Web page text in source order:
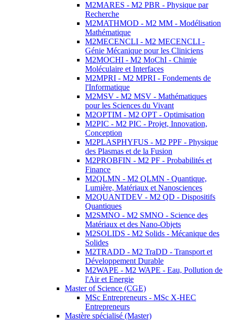
M2MARES - M2 PBR - Physique par
Recherche
M2MATHMOD - M2 MM - Modélisation
Mathématique
M2MECENCLI - M2 MECENCLI -
Génie Mécanique pour les Cliniciens
M2MOCHI - M2 MoChI - Chimie
Moléculaire et Interfaces
M2MPRI - M2 MPRI - Fondements de
l'Informatique
M2MSV - M2 MSV - Mathématiques
pour les Sciences du Vivant
M2OPTIM - M2 OPT - Optimisation
M2PIC - M2 PIC - Projet, Innovation,
Conception
M2PLASPHYFUS - M2 PPF - Physique
des Plasmas et de la Fusion
M2PROBFIN - M2 PF - Probabilités et
Finance
M2QLMN - M2 QLMN - Quantique,
Lumière, Matériaux et Nanosciences
M2QUANTDEV - M2 QD - Dispositifs
Quantiques
M2SMNO - M2 SMNO - Science des
Matériaux et des Nano-Objets
M2SOLIDS - M2 Solids - Mécanique des
Solides
M2TRADD - M2 TraDD - Transport et
Développement Durable
M2WAPE - M2 WAPE - Eau, Pollution de
l'Air et Energie
Master of Science (CGE)
MSc Entrepreneurs - MSc X-HEC
Entrepreneurs
Mastère spécialisé (Master)